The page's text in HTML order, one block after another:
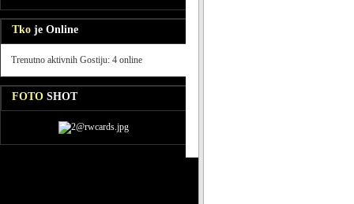
Tko je Online
Trenutno aktivnih Gostiju: 4 online
FOTO SHOT